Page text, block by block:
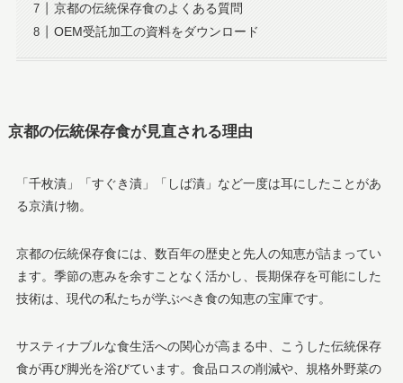
京都の伝統保存食のよくある質問
OEM受託加工の資料をダウンロード
京都の伝統保存食が見直される理由
「千枚漬」「すぐき漬」「しば漬」など一度は耳にしたことがあ
る京漬け物。
京都の伝統保存食には、数百年の歴史と先人の知恵が詰まってい
ます。季節の恵みを余すことなく活かし、長期保存を可能にした
技術は、現代の私たちが学ぶべき食の知恵の宝庫です。
サスティナブルな食生活への関心が高まる中、こうした伝統保存
食が再び脚光を浴びています。食品ロスの削減や、規格外野菜の